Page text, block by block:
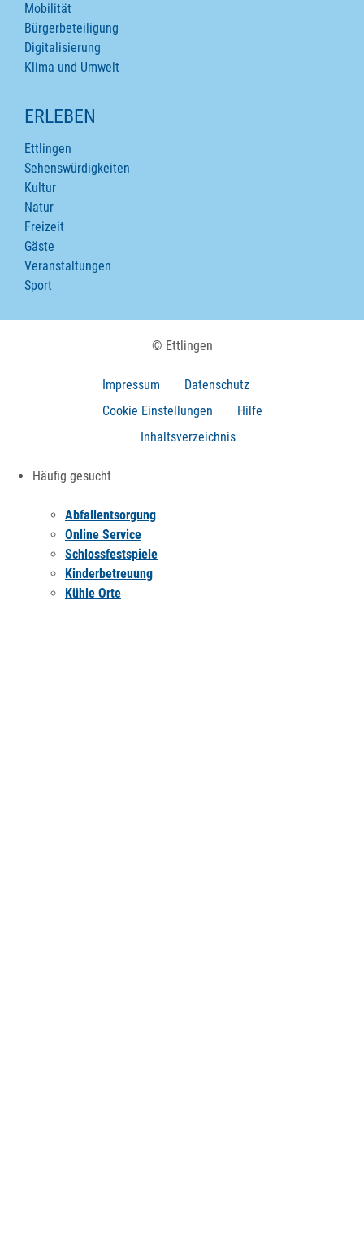
Mobilität
Bürgerbeteiligung
Digitalisierung
Klima und Umwelt
ERLEBEN
Ettlingen
Sehenswürdigkeiten
Kultur
Natur
Freizeit
Gäste
Veranstaltungen
Sport
© Ettlingen
Impressum
Datenschutz
Cookie Einstellungen
Hilfe
Inhaltsverzeichnis
Häufig gesucht
Abfallentsorgung
Online Service
Schlossfestspiele
Kinderbetreuung
Kühle Orte